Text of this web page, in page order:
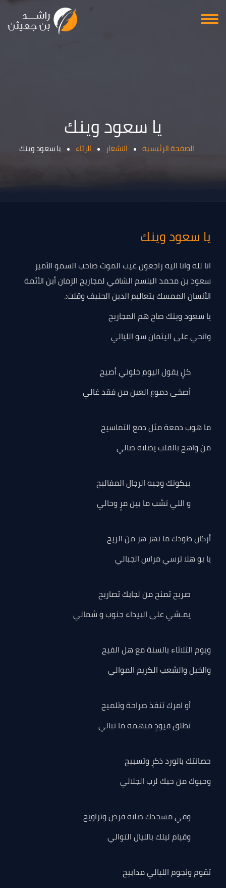
يا سعود وينك
الصفحة الرئيسية الاشعار الرثاء يا سعود وينك
يا سعود وينك
انا لله وانا اليه راجعون غيب الموت صاحب السمو الأمير
سعود بن محمد البلسم الشافي لمجاريح الزمان أبن الأئمة
الأنسان الممسك بتعاليم الدين الحنيف وقلت:.
يا سعود وينك صاح هم المجاريح
وانحي على اليتمان سو الليالي
كلٍ يقول اليوم خلوني أصيح
أصخى دموع العين من فقد غالي
ما هوب دمعة مثل دمع التماسيح
من واهج بالقلب يصلاه صالي
يبكونك وجيه الرجال المفاليح
و اللي نشب ما بين مرٍ وحالي
أركان طودك ما تهز هز من الريح
يا بو هلا ترسي مراس الجبالي
صريح تمنح من لجابك تصاريح
يمـشي على البيداء جنوب و شمالي
ويوم الثلاثاء بالسنة مع هل الفيح
والخيل والشعب الكريم الموالي
أو امرك تنفذ صراحة وتلميح
تطلق قيودٍ مبهمه ما تبالي
حصانتك بالورد ذكرٍ وتسبيح
وحبوك من حبك لرب الجلالي
وفي مسجدك صلاة فرض وتراويح
وقيام ليلك بالليال التوالي
تقوم ونجوم الليالي مدابيح